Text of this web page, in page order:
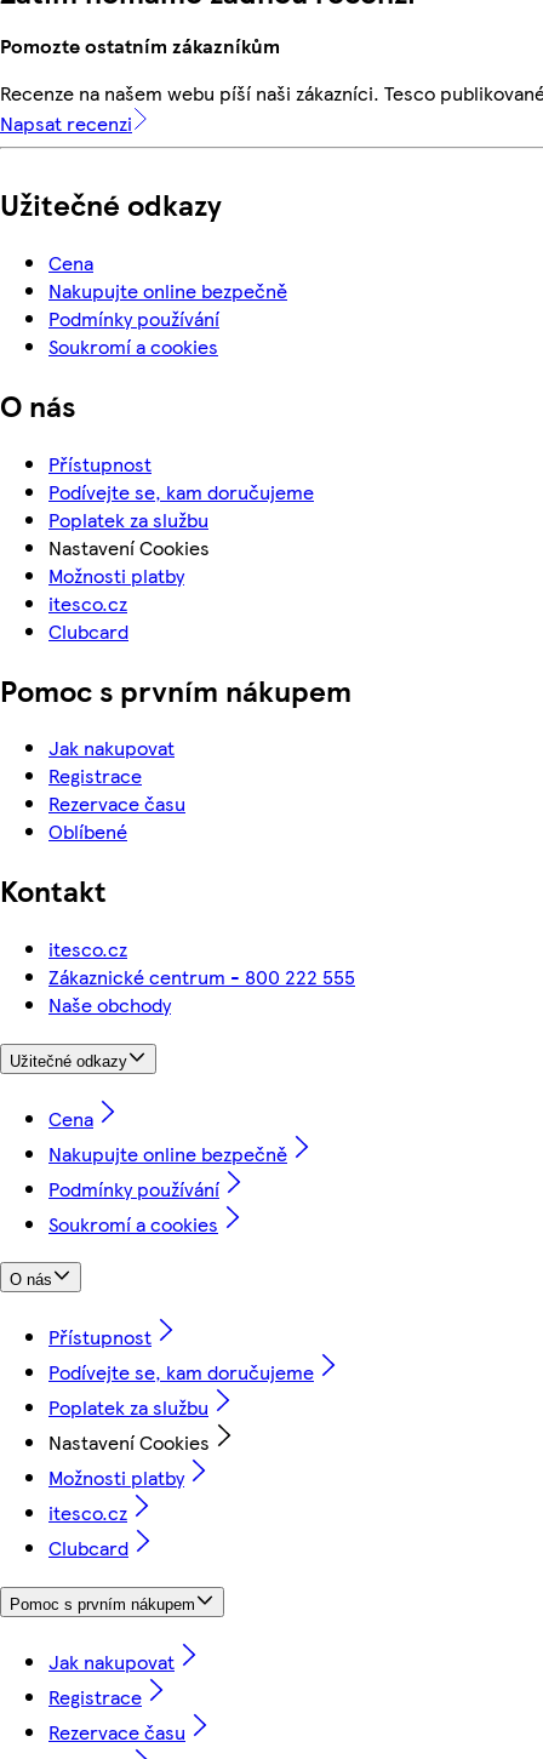
Pomozte ostatním zákazníkům
Recenze na našem webu píší naši zákazníci. Tesco
Napsat recenzi
Užitečné odkazy
Cena
Nakupujte online bezpečně
Podmínky používání
Soukromí a cookies
O nás
Přístupnost
Podívejte se, kam doručujeme
Poplatek za službu
Nastavení Cookies
Možnosti platby
itesco.cz
Clubcard
Pomoc s prvním nákupem
Jak nakupovat
Registrace
Rezervace času
Oblíbené
Kontakt
itesco.cz
Zákaznické centrum - 800 222 555
Naše obchody
Užitečné odkazy
Cena
Nakupujte online bezpečně
Podmínky používání
Soukromí a cookies
O nás
Přístupnost
Podívejte se, kam doručujeme
Poplatek za službu
Nastavení Cookies
Možnosti platby
itesco.cz
Clubcard
Pomoc s prvním nákupem
Jak nakupovat
Registrace
Rezervace času